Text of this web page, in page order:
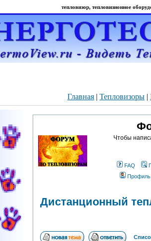
тепловизор, тепловизионное
Главная | Тепловизоры |
Чтобы
FAQ
Профиль
Дистанционный